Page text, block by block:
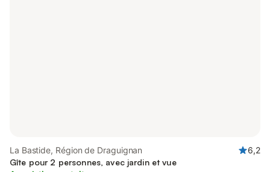
La Bastide, Région de Draguignan
6,2
Gîte pour 2 personnes, avec jardin et vue